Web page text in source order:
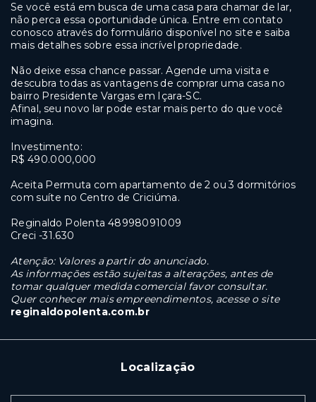
Se você está em busca de uma casa para chamar de lar,
não perca essa oportunidade única. Entre em contato
conosco através do formulário disponível no site e saiba
mais detalhes sobre essa incrível propriedade.
Não deixe essa chance passar. Agende uma visita e
descubra todas as vantagens de comprar uma casa no
bairro Presidente Vargas em Içara-SC.
Afinal, seu novo lar pode estar mais perto do que você
imagina.
Investimento:
R$ 490.000,000
Aceita Permuta com apartamento de 2 ou 3 dormitórios
com suíte no Centro de Criciúma.
Reginaldo Polenta 48998091009
Creci -31.630
Atenção: Valores a partir do anunciado.
As informações estão sujeitas a alterações, antes de
tomar qualquer medida comercial favor consultar.
Quer conhecer mais empreendimentos, acesse o site
reginaldopolenta.com.br
Localização